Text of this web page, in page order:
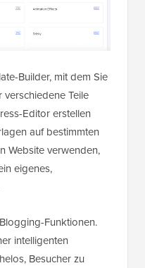
Builder, mit dem Sie
Teile
Editor erstellen
auf bestimmten
Website verwenden,
eigenes,
Funktionen.
intelligenten
Besucher zu